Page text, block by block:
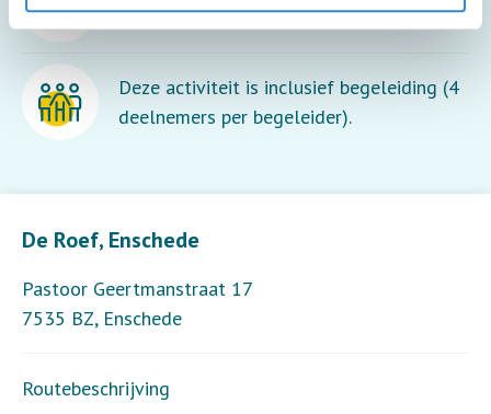
De Roef, Enschede
Pastoor Geertmanstraat 17
7535 BZ, Enschede
Routebeschrijving
souvenirs.
Deze activiteit is inclusief begeleiding (4
deelnemers per begeleider).